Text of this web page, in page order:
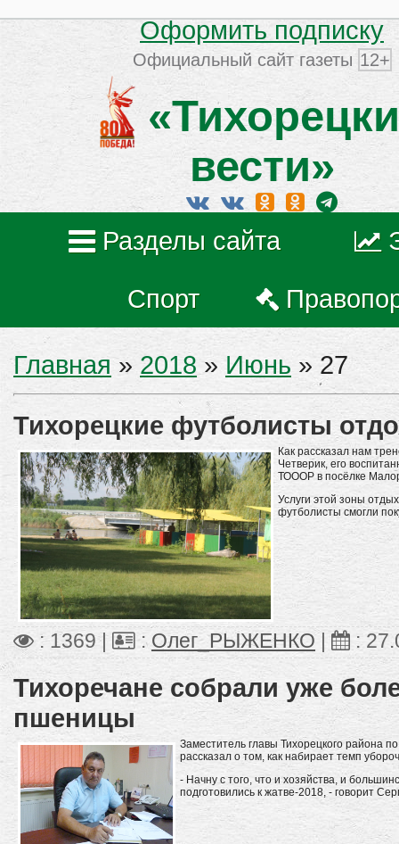
Оформить подписку
Официальный сайт газеты 12+
вести»
Разделы сайта
Спорт
Главная » 2018 » Июнь » 27
Тихорецкие футболисты
Как рассказал нам
Четверик, его
ТОООР в посёлке
Услуги этой зоны
футболисты смогли
: 1369 | : Олег_РЫЖЕНКО| :
Тихоречане собрали уже
пшеницы
Заместитель главы Тихорецкого района
рассказал о том, как набирает темп
- Начну с того, что и хозяйства, и
подготовились к жатве-2018, - говорит